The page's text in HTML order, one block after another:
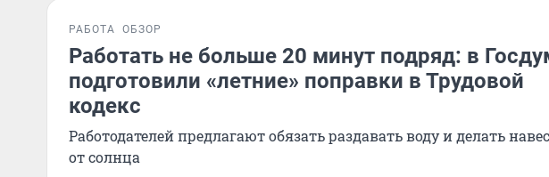
РАБОТА ОБЗОР
Работать не больше 20 минут подряд: в
подготовили «летние» поправки в Трудовой
кодекс
Работодателей предлагают обязать раздавать воду и делать
от солнца